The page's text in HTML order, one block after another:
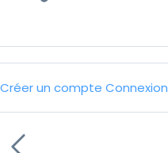
Créer un compte Connexion